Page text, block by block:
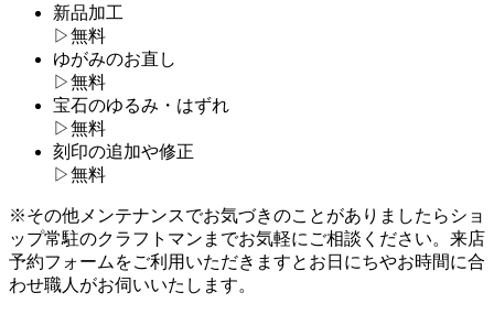
新品加工
▷無料
ゆがみのお直し
▷無料
宝石のゆるみ・はずれ
▷無料
刻印の追加や修正
▷無料
※その他メンテナンスでお気づきのことがありましたらショ
ップ常駐のクラフトマンまでお気軽にご相談ください。来店
予約フォームをご利用いただきますとお日にちやお時間に合
わせ職人がお伺いいたします。